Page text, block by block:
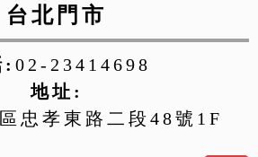
台北門市
: 02-23414698
地址:
忠孝東路二段48號1F